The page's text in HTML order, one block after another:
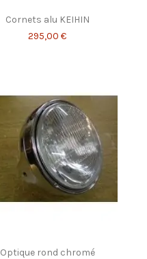
Cornets alu KEIHIN
295,00 €
Optique rond chromé